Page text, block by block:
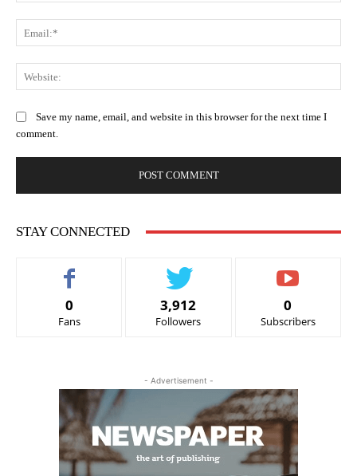
Save my name, email, and website in this browser for the next time I
comment.
STAY CONNECTED
0
Fans
3,912
Followers
0
Subscribers
- Advertisement -